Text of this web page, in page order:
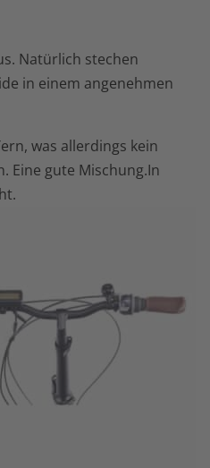
Natürlich stechen
in einem angenehmen
was allerdings kein
Eine gute Mischung.In